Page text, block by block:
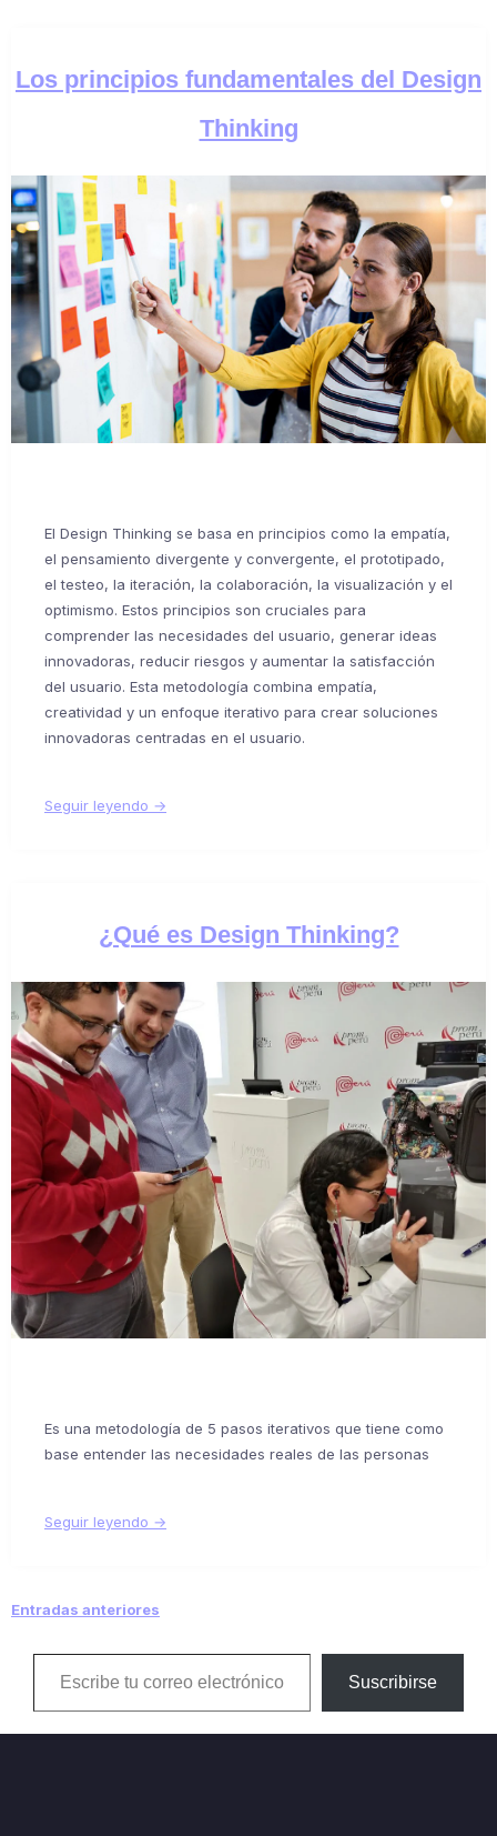
Los principios fundamentales del Design
Thinking
El Design Thinking se basa en principios como la empatía,
el pensamiento divergente y convergente, el prototipado,
el testeo, la iteración, la colaboración, la visualización y el
optimismo. Estos principios son cruciales para
comprender las necesidades del usuario, generar ideas
innovadoras, reducir riesgos y aumentar la satisfacción
del usuario. Esta metodología combina empatía,
creatividad y un enfoque iterativo para crear soluciones
innovadoras centradas en el usuario.
Seguir leyendo →
¿Qué es Design Thinking?
Es una metodología de 5 pasos iterativos que tiene como
base entender las necesidades reales de las personas
Seguir leyendo →
de
Entradas anteriores
Escribe tu correo electrónico…
Suscribirse